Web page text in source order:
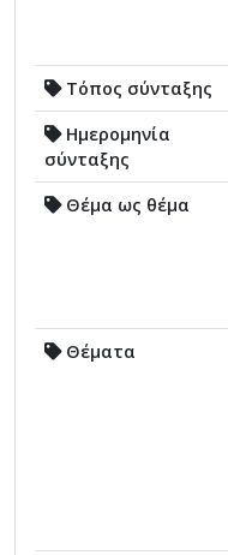
Τόπος σύνταξης
Ημερομηνία
σύνταξης
Θέμα ως θέμα
Θέματα